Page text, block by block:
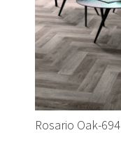
Rosario Oak-694